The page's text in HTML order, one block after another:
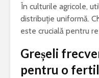
În culturile agricole,
distribuție uniformă.
este crucială pentru
Greșeli
pentru o